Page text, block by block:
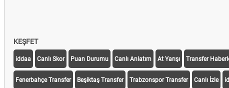
KEŞFET
iddaa Canlı Skor Puan Durumu Canlı Anlatım At Yarışı Transfer
Fenerbahçe Transfer Beşiktaş Transfer Trabzonspor Transfer Canlı İzle